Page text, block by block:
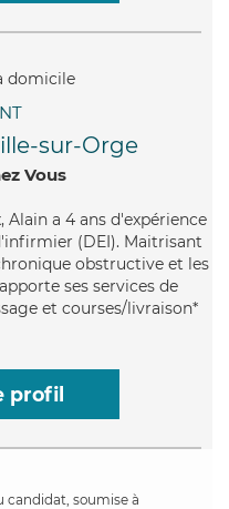
sur-Orge
Vous
Alain a 4 ans d'expérience
(DEI). Maitrisant
obstructive et les
ses services de
et courses/livraison*
profil
candidat, soumise à